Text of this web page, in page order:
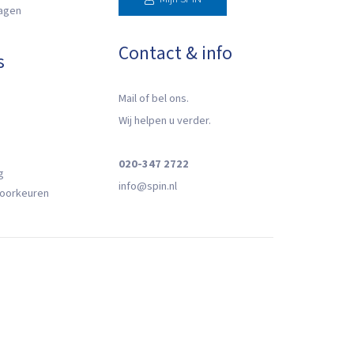
Contact & info
Mail of bel ons.
Wij helpen u verder.
020-347 2722
info@spin.nl